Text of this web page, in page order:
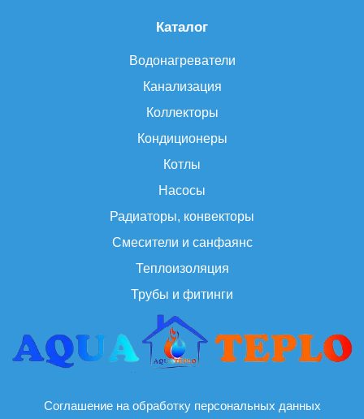
Каталог
Водонагреватели
Канализация
Коллекторы
Кондиционеры
Котлы
Насосы
Радиаторы, конвекторы
Смесители и санфаянс
Теплоизоляция
Трубы и фитинги
Соглашение на обработку персональных данных